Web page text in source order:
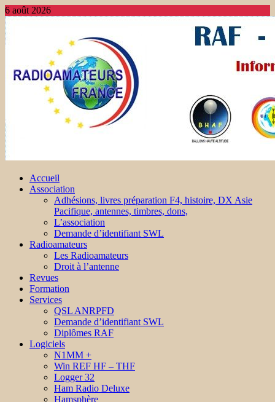
6 août 2026
Accueil
Association
Adhésions, livres préparation F4, histoire, DX Asie
Pacifique, antennes, timbres, dons,
L’association
Demande d’identifiant SWL
Radioamateurs
Les Radioamateurs
Droit à l’antenne
Revues
Formation
Services
QSL ANRPFD
Demande d’identifiant SWL
Diplômes RAF
Logiciels
N1MM +
Win REF HF – THF
Logger 32
Ham Radio Deluxe
Hamsphère